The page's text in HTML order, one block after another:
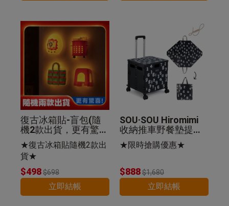
復古冰箱貼-盲包(隨
機2款出貨，更有驚
喜)
★復古冰箱貼隨機2款出
貨★
$498$698
立即結帳
SOU·SOU Hiromimi
收納推車野餐墊提袋
組-SO-SU-U十數昆
★限時搶購優惠★
$888$1,680
立即結帳